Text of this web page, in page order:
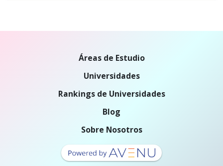
Áreas de Estudio
Universidades
Rankings de Universidades
Blog
Sobre Nosotros